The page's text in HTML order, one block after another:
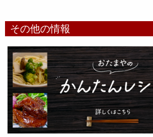
その他の情報